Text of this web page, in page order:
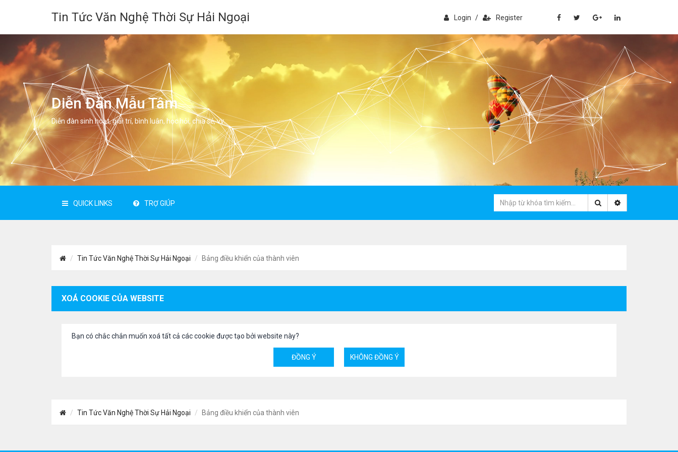
Tin Tức Văn Nghệ Thời Sự Hải Ngoại Login / Register
Diễn Đàn Mẫu Tâm
Diễn đàn sinh hoạt, giải trí, bình luân, học hỏi, chia sẻ, vv.
QUICK LINKS TRỢ GIÚP
Tin Tức Văn Nghệ Thời Sự Hải Ngoại Bảng điều khiển của thành viên
XOÁ COOKIE CỦA WEBSITE
Bạn có chắc chắn muốn xoá tất cả các cookie được tạo bởi website này?
Tin Tức Văn Nghệ Thời Sự Hải Ngoại Bảng điều khiển của thành viên